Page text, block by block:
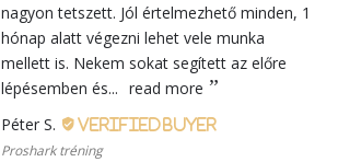
nagyon tetszett. Jól értelmezhető minden, 1
hónap alatt végezni lehet vele munka
mellett is. Nekem sokat segített az előre
lépésemben és... read more
Péter S.
Proshark tréning